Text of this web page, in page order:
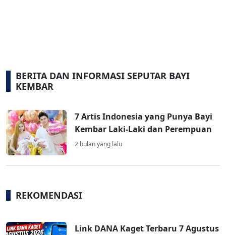
BERITA DAN INFORMASI SEPUTAR BAYI
KEMBAR
7 Artis Indonesia yang Punya Bayi
Kembar Laki-Laki dan Perempuan
2 bulan yang lalu
REKOMENDASI
Link DANA Kaget Terbaru 7 Agustus